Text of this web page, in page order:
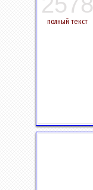
полный текст